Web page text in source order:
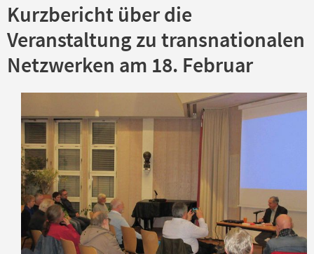
Kurzbericht über die
Veranstaltung zu transnationalen
Netzwerken am 18. Februar